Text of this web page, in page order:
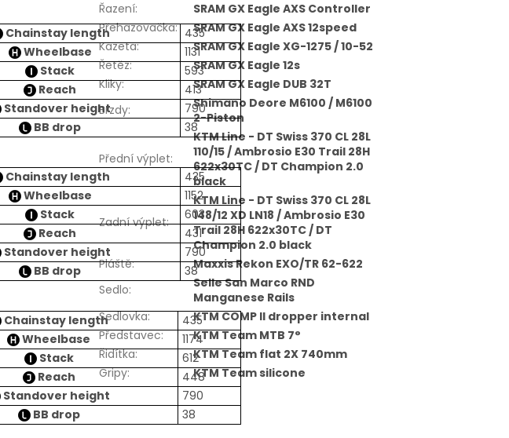
Chainstay length
435
Wheelbase
1131
Stack
593
Reach
413
Standover height
790
BB drop
38
Chainstay length
435
Wheelbase
1152
Stack
603
Reach
431
Standover height
790
BB drop
38
Chainstay length
435
Wheelbase
1174
Stack
612
Reach
448
Standover height
790
BB drop
38
Řazení:
SRAM GX Eagle AXS Controller
Přehazovačka:
SRAM GX Eagle AXS 12speed
Kazeta:
SRAM GX Eagle XG-1275 / 10-52
Řetěz:
SRAM GX Eagle 12s
Kliky:
SRAM GX Eagle DUB 32T
Brzdy:
Shimano Deore M6100 / M6100
2-Piston
Přední výplet:
KTM Line - DT Swiss 370 CL 28L
110/15 / Ambrosio E30 Trail 28H
622x30TC / DT Champion 2.0
black
Zadní výplet:
KTM Line - DT Swiss 370 CL 28L
148/12 XD LN18 / Ambrosio E30
Trail 28H 622x30TC / DT
Champion 2.0 black
Pláště:
Maxxis Rekon EXO/TR 62-622
Sedlo:
Selle San Marco RND
Manganese Rails
Sedlovka:
KTM COMP II dropper internal
Představec:
KTM Team MTB 7°
Řidítka:
KTM Team flat 2X 740mm
Gripy: KTM Team silicone